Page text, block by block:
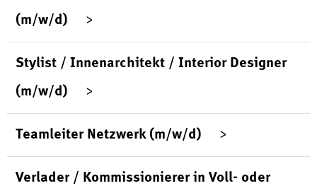
(m/w/d)
Stylist / Innenarchitekt / Interior Designer
(m/w/d)
Teamleiter Netzwerk (m/w/d)
Verlader / Kommissionierer in Voll- oder